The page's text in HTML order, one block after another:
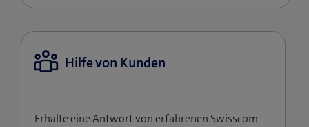
Hilfe von Kunden
Erhalte eine Antwort von erfahrenen Swisscom